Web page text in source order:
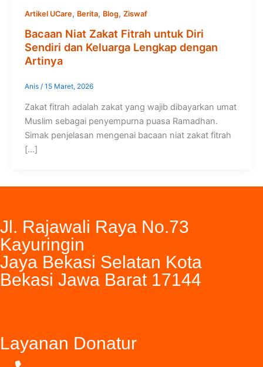
Artikel UCare, Berita, Blog, Ziswaf
Bacaan Niat Zakat Fitrah untuk Diri
Sendiri dan Keluarga Lengkap dengan
Artinya
Anis / 15 Maret, 2026
Zakat fitrah adalah zakat yang wajib dibayarkan umat
Muslim sebagai penyempurna puasa Ramadhan.
Simak penjelasan mengenai bacaan niat zakat fitrah
[…]
Jl. Rajawali Raya No.73
Kayuringin
Jaya Bekasi Selatan Kota
Bekasi Jawa Barat 17144
Layanan Donatur